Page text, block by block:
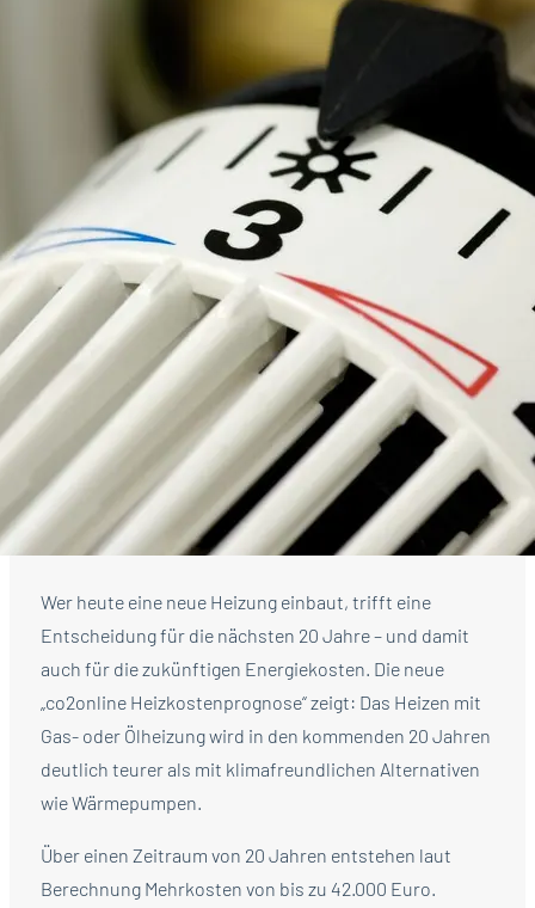
Wer heute eine neue Heizung einbaut, trifft eine
Entscheidung für die nächsten 20 Jahre – und damit
auch für die zukünftigen Energiekosten. Die neue
„co2online Heizkostenprognose“ zeigt: Das Heizen mit
Gas- oder Ölheizung wird in den kommenden 20 Jahren
deutlich teurer als mit klimafreundlichen Alternativen
wie Wärmepumpen.
Über einen Zeitraum von 20 Jahren entstehen laut
Berechnung Mehrkosten von bis zu 42.000 Euro.